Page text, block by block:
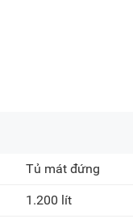
Tủ mát đứng
1.200 lít